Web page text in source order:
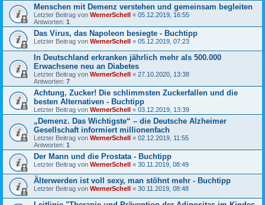
Menschen mit Demenz verstehen und gemeinsam begleiten
Letzter Beitrag von WernerSchell « 05.12.2019, 16:55
Antworten: 1
Das Virus, das Napoleon besiegte - Buchtipp
Letzter Beitrag von WernerSchell « 05.12.2019, 07:23
In Deutschland erkranken jährlich mehr als 500.000
Erwachsene neu an Diabetes
Letzter Beitrag von WernerSchell « 27.10.2020, 13:38
Antworten: 7
Achtung, Zucker! Die schlimmsten Zuckerfallen und die
besten Alternativen - Buchtipp
Letzter Beitrag von WernerSchell « 03.12.2019, 13:39
„Demenz. Das Wichtigste“ – die Deutsche Alzheimer
Gesellschaft informiert millionenfach
Letzter Beitrag von WernerSchell « 02.12.2019, 11:55
Antworten: 1
Der Mann und die Prostata - Buchtipp
Letzter Beitrag von WernerSchell « 30.11.2019, 08:49
Älterwerden ist voll sexy, man stöhnt mehr - Buchtipp
Letzter Beitrag von WernerSchell « 30.11.2019, 08:48